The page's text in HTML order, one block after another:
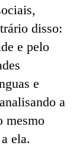
disso:
e pelo
e
a
mesmo
ela.